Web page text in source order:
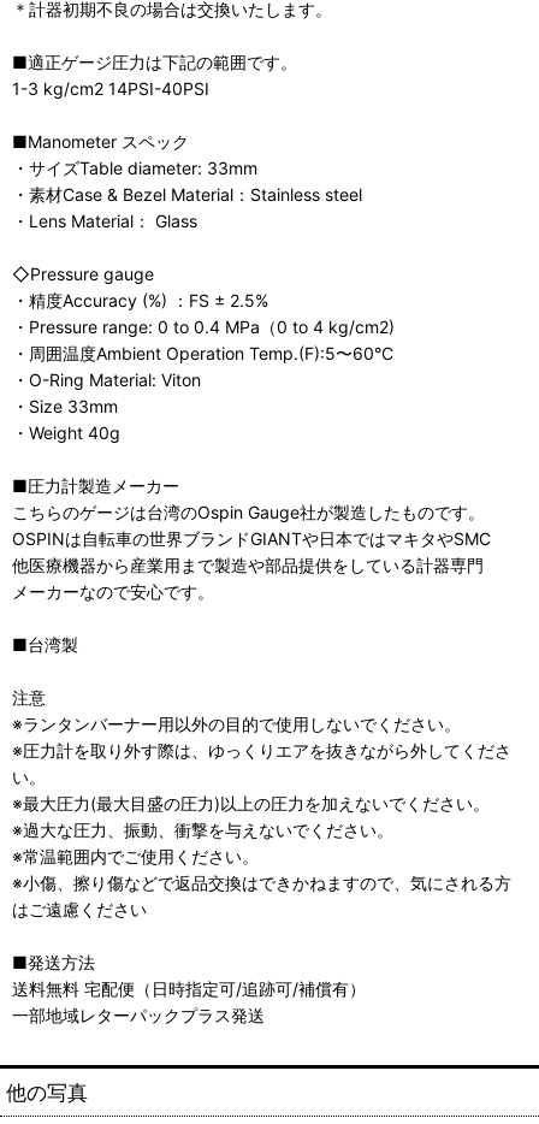
＊計器初期不良の場合は交換いたします。
■適正ゲージ圧力は下記の範囲です。
1-3 kg/cm2 14PSI-40PSI
■Manometer スペック
・サイズTable diameter: 33mm
・素材Case & Bezel Material：Stainless steel
・Lens Material： Glass
◇Pressure gauge
・精度Accuracy (%) ：FS ± 2.5%
・Pressure range: 0 to 0.4 MPa（0 to 4 kg/cm2)
・周囲温度Ambient Operation Temp.(F):5〜60°C
・O-Ring Material: Viton
・Size 33mm
・Weight 40g
■圧力計製造メーカー
こちらのゲージは台湾のOspin Gauge社が製造したものです。
OSPINは自転車の世界ブランドGIANTや日本ではマキタやSMC
他医療機器から産業用まで製造や部品提供をしている計器専門
メーカーなので安心です。
■台湾製
注意
※ランタンバーナー用以外の目的で使用しないでください。
※圧力計を取り外す際は、ゆっくりエアを抜きながら外してくださ
い。
※最大圧力(最大目盛の圧力)以上の圧力を加えないでください。
※過大な圧力、振動、衝撃を与えないでください。
※常温範囲内でご使用ください。
※小傷、擦り傷などで返品交換はできかねますので、気にされる方
はご遠慮ください
■発送方法
送料無料 宅配便（日時指定可/追跡可/補償有）
一部地域レターパックプラス発送
他の写真